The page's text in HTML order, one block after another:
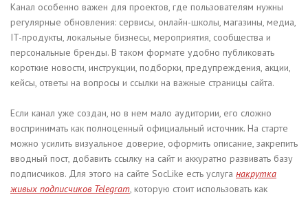
Канал особенно важен для проектов, где пользователям нужны
регулярные обновления: сервисы, онлайн-школы, магазины, медиа,
IT-продукты, локальные бизнесы, мероприятия, сообщества и
персональные бренды. В таком формате удобно публиковать
короткие новости, инструкции, подборки, предупреждения, акции,
кейсы, ответы на вопросы и ссылки на важные страницы сайта.
Если канал уже создан, но в нем мало аудитории, его сложно
воспринимать как полноценный официальный источник. На старте
можно усилить визуальное доверие, оформить описание, закрепить
вводный пост, добавить ссылку на сайт и аккуратно развивать базу
подписчиков. Для этого на сайте SocLike есть услуга накрутка
живых подписчиков Telegram, которую стоит использовать как